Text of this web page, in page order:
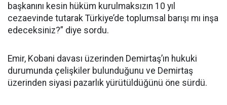
başkanını kesin hüküm kurulmaksızın 10 yıl
cezaevinde tutarak Türkiye’de toplumsal barışı mı inşa
edeceksiniz?” diye sordu.
Emir, Kobani davası üzerinden Demirtaş’ın hukuki
durumunda çelişkiler bulunduğunu ve Demirtaş
üzerinden siyasi pazarlık yürütüldüğünü öne sürdü.